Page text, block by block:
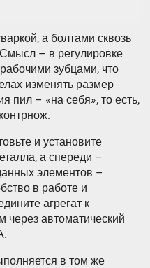
а болтами сквозь
– в регулировке
зубцами, что
изменять размер
– «на себя», то есть,
и установите
а спереди –
элементов –
в работе и
агрегат к
через автоматический
в том же